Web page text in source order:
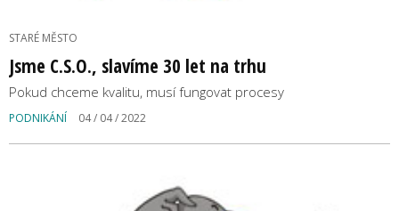
STARÉ MĚSTO
Jsme C.S.O., slavíme 30 let na trhu
Pokud chceme kvalitu, musí fungovat procesy
PODNIKÁNÍ 04 / 04 / 2022